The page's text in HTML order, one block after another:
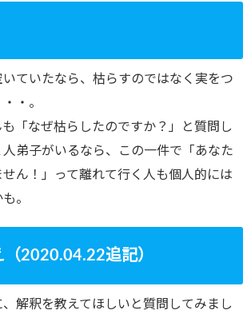
ていたなら、枯らすのではなく実をつ
・。
「なぜ枯らしたのですか？」と質問し
弟子がいるなら、この一件で「あなた
ん！」って離れて行く人も個人的には
。
2020.04.22追記）
解釈を教えてほしいと質問してみまし